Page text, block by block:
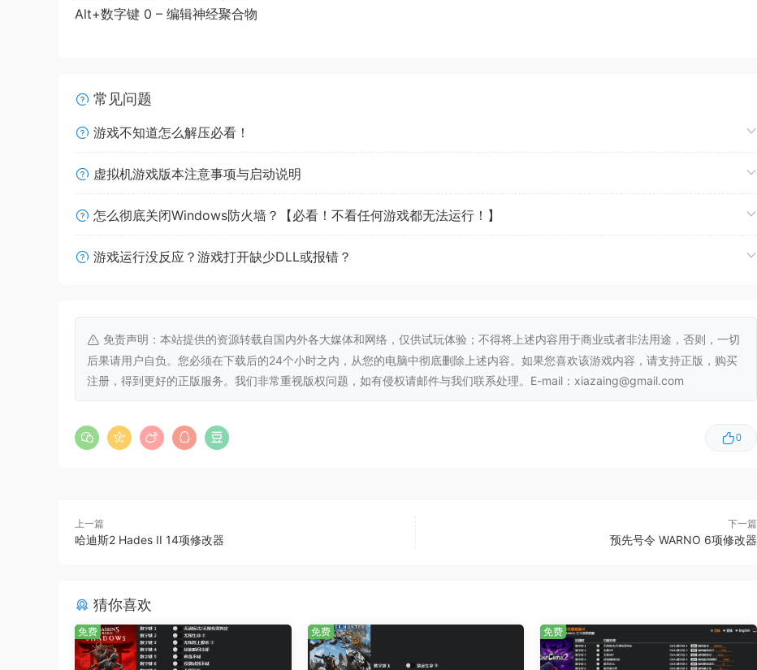
Alt+数字键 0 – 编辑神经聚合物
常见问题
游戏不知道怎么解压必看！
虚拟机游戏版本注意事项与启动说明
怎么彻底关闭Windows防火墙？【必看！不看任何游戏都无法运行！】
游戏运行没反应？游戏打开缺少DLL或报错？
免责声明：本站提供的资源转载自国内外各大媒体和网络，仅供试玩体验；不得将上述内容用于商业或者非法用途，否则，一切
后果请用户自负。您必须在下载后的24个小时之内，从您的电脑中彻底删除上述内容。如果您喜欢该游戏内容，请支持正版，购买
注册，得到更好的正版服务。我们非常重视版权问题，如有侵权请邮件与我们联系处理。E-mail：xiazaing@gmail.com
0
上一篇
哈迪斯2 Hades II 14项修改器
下一篇
预先号令 WARNO 6项修改器
猜你喜欢
免费 免费 免费